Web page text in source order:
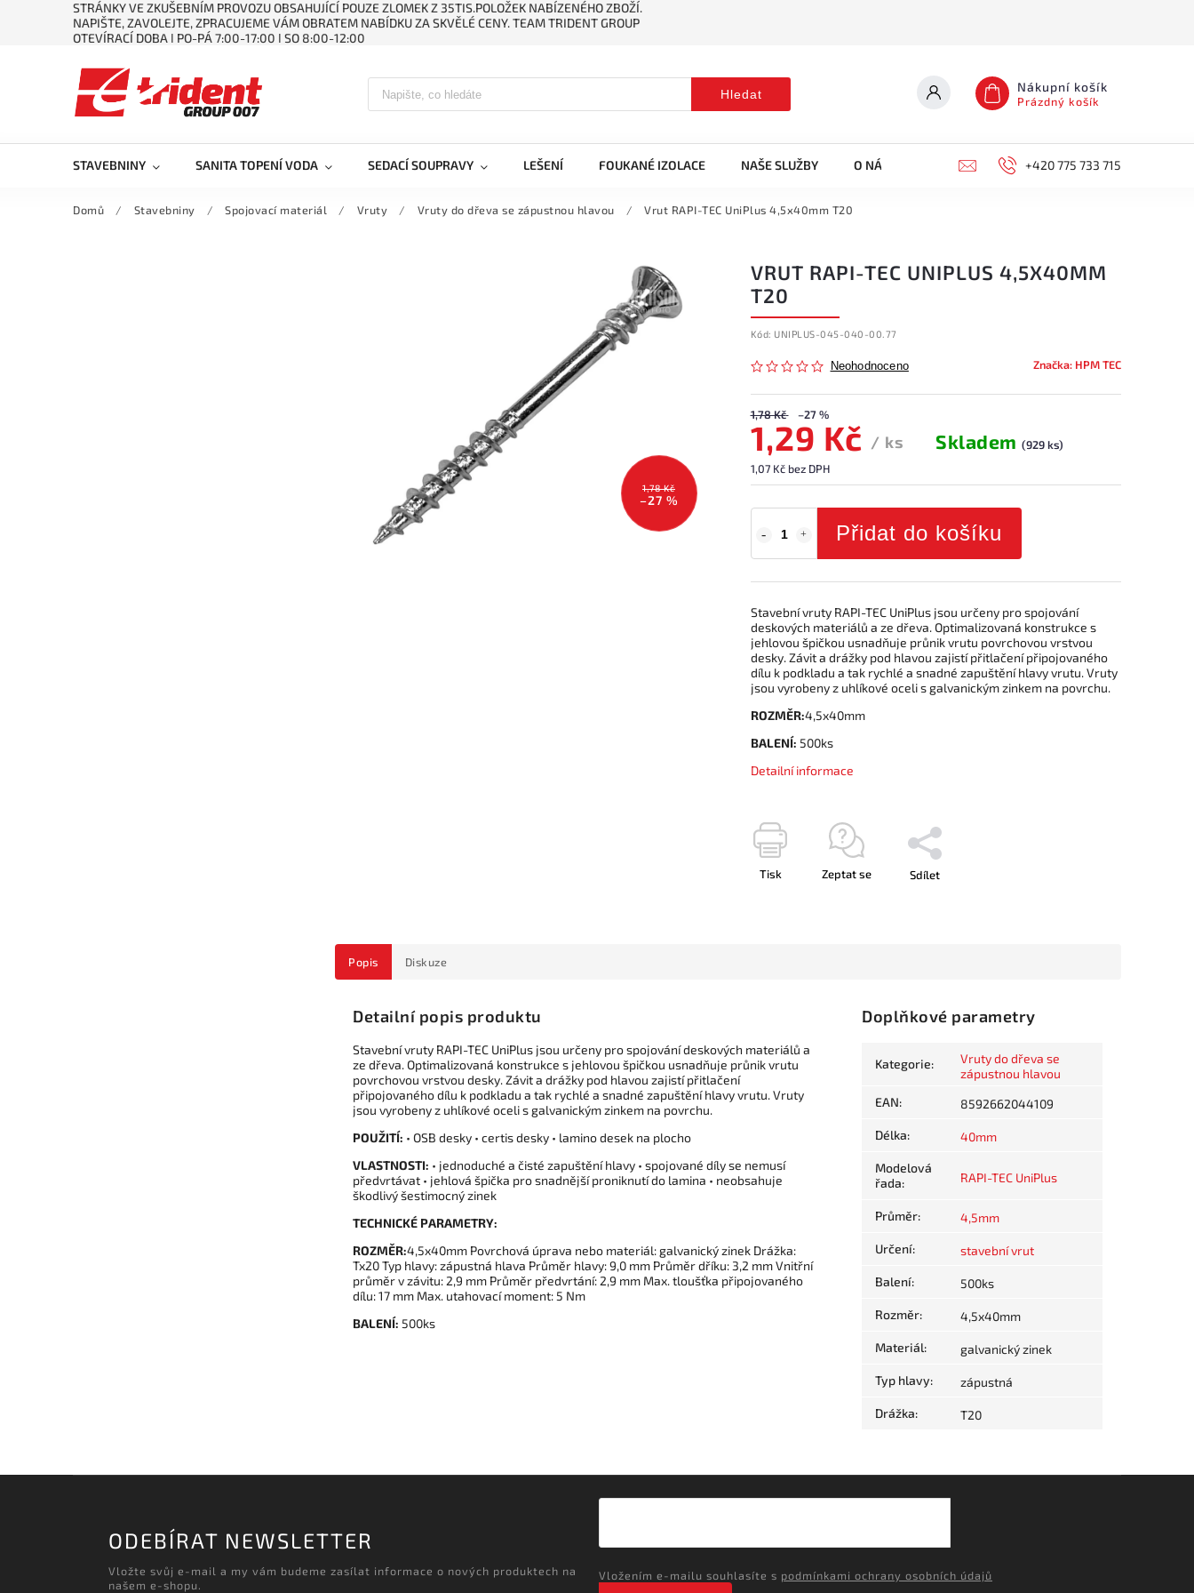
STRÁNKY VE ZKUŠEBNÍM PROVOZU OBSAHUJÍCÍ POUZE ZLOMEK Z 35TIS.POLOŽEK NABÍZENÉHO ZBOŽÍ.
NAPIŠTE, ZAVOLEJTE, ZPRACUJEME VÁM OBRATEM NABÍDKU ZA SKVĚLÉ CENY. TEAM TRIDENT GROUP
OTEVÍRACÍ DOBA ǀ PO-PÁ 7:00-17:00 ǀ SO 8:00-12:00
Hledat Nákupní košík
Prázdný košík
STAVEBNINY SANITA TOPENÍ VODA SEDACÍ SOUPRAVY LEŠENÍ FOUKANÉ IZOLACE NAŠE SLUŽBY O NÁS KONTAKTY +420 775 733 715
Domů / Stavebniny / Spojovací materiál / Vruty / Vruty do dřeva se zápustnou hlavou / Vrut RAPI-TEC UniPlus 4,5x40mm T20
1,78 Kč
–27 %
VRUT RAPI-TEC UNIPLUS 4,5X40MM
T20
Kód: UNIPLUS-045-040-00.77
Neohodnoceno Značka: HPM TEC
1,78 Kč –27 %
1,29 Kč / ks
1,07 Kč bez DPH
Skladem(929 ks)
Přidat do košíku
Stavební vruty RAPI-TEC UniPlus jsou určeny pro spojování
deskových materiálů a ze dřeva. Optimalizovaná konstrukce s
jehlovou špičkou usnadňuje průnik vrutu povrchovou vrstvou
desky. Závit a drážky pod hlavou zajistí přitlačení připojovaného
dílu k podkladu a tak rychlé a snadné zapuštění hlavy vrutu. Vruty
jsou vyrobeny z uhlíkové oceli s galvanickým zinkem na povrchu.
ROZMĚR:4,5x40mm
BALENÍ: 500ks
Detailní informace
Tisk Zeptat se Sdílet
Popis Diskuze
Detailní popis produktu
Stavební vruty RAPI-TEC UniPlus jsou určeny pro spojování deskových materiálů a
ze dřeva. Optimalizovaná konstrukce s jehlovou špičkou usnadňuje průnik vrutu
povrchovou vrstvou desky. Závit a drážky pod hlavou zajistí přitlačení
připojovaného dílu k podkladu a tak rychlé a snadné zapuštění hlavy vrutu. Vruty
jsou vyrobeny z uhlíkové oceli s galvanickým zinkem na povrchu.
POUŽITÍ: • OSB desky • certis desky • lamino desek na plocho
VLASTNOSTI: • jednoduché a čisté zapuštění hlavy • spojované díly se nemusí
předvrtávat • jehlová špička pro snadnější proniknutí do lamina • neobsahuje
škodlivý šestimocný zinek
TECHNICKÉ PARAMETRY:
ROZMĚR:4,5x40mm Povrchová úprava nebo materiál: galvanický zinek Drážka:
Tx20 Typ hlavy: zápustná hlava Průměr hlavy: 9,0 mm Průměr dříku: 3,2 mm Vnitřní
průměr v závitu: 2,9 mm Průměr předvrtání: 2,9 mm Max. tloušťka připojovaného
dílu: 17 mm Max. utahovací moment: 5 Nm
BALENÍ: 500ks
Doplňkové parametry
Kategorie:
Vruty do dřeva se
zápustnou hlavou
EAN: 8592662044109
Délka: 40mm
Modelová
řada: RAPI-TEC UniPlus
Průměr: 4,5mm
Určení: stavební vrut
Balení: 500ks
Rozměr: 4,5x40mm
Materiál: galvanický zinek
Typ hlavy: zápustná
Drážka: T20
ODEBÍRAT NEWSLETTER
Vložte svůj e-mail a my vám budeme zasílat informace o nových produktech na
našem e-shopu.
Vložením e-mailu souhlasíte s podmínkami ochrany osobních údajů